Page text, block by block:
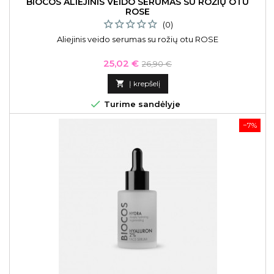
ROSE
(0)
Aliejinis veido serumas su rožių otu ROSE
Kaina
25,02 € Bazinė
kaina
26,90 €
 Į krepšelį
 Turime sandėlyje
−7%